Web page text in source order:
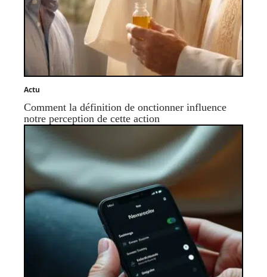
Actu
Comment la définition de onctionner influence
notre perception de cette action